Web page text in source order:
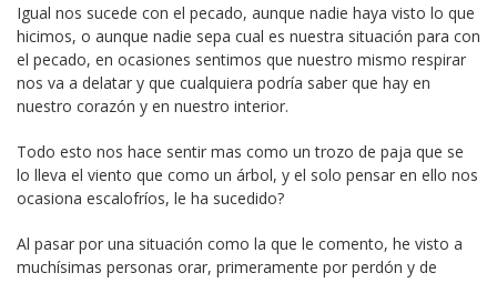
Igual nos sucede con el pecado, aunque nadie haya visto lo que
hicimos, o aunque nadie sepa cual es nuestra situación para con
el pecado, en ocasiones sentimos que nuestro mismo respirar
nos va a delatar y que cualquiera podría saber que hay en
nuestro corazón y en nuestro interior.
Todo esto nos hace sentir mas como un trozo de paja que se
lo lleva el viento que como un árbol, y el solo pensar en ello nos
ocasiona escalofríos, le ha sucedido?
Al pasar por una situación como la que le comento, he visto a
muchísimas personas orar, primeramente por perdón y de